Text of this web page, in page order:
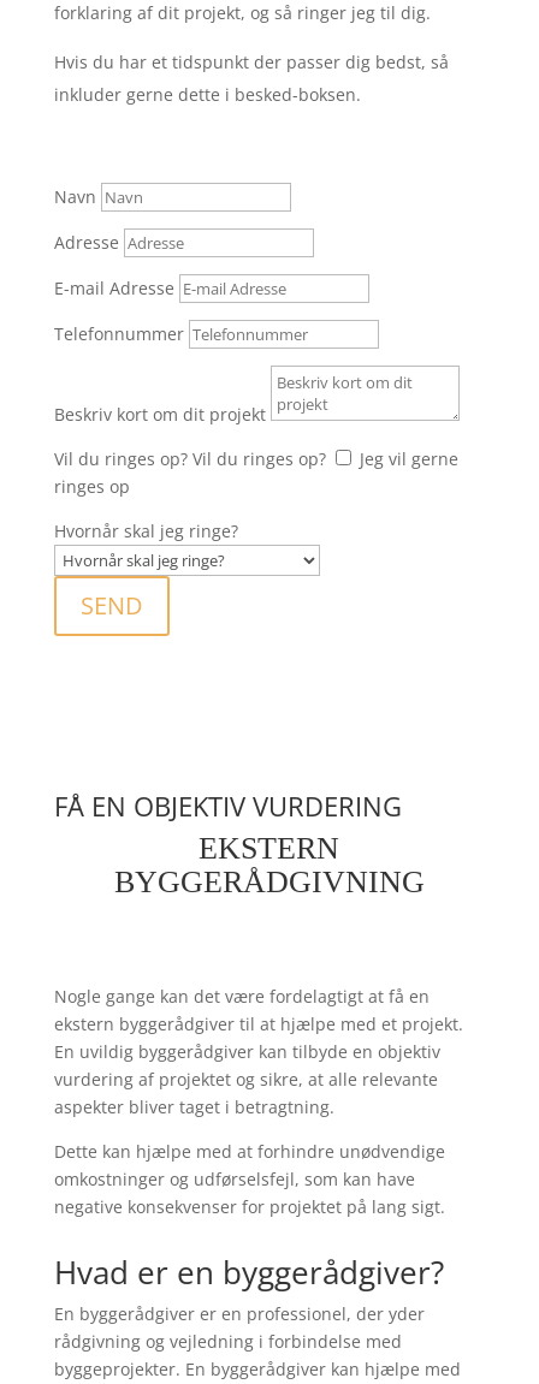
forklaring af dit projekt, og så ringer jeg til dig.
Hvis du har et tidspunkt der passer dig bedst, så
inkluder gerne dette i besked-boksen.
Navn
Adresse
E-mail Adresse
Telefonnummer
Beskriv kort om dit projekt
Vil du ringes op? Vil du ringes op?
Jeg vil gerne
ringes op
Hvornår skal jeg ringe?
SEND
FÅ EN OBJEKTIV VURDERING
EKSTERN
BYGGERÅDGIVNING
Nogle gange kan det være fordelagtigt at få en
ekstern byggerådgiver til at hjælpe med et projekt.
En uvildig byggerådgiver kan tilbyde en objektiv
vurdering af projektet og sikre, at alle relevante
aspekter bliver taget i betragtning.
Dette kan hjælpe med at forhindre unødvendige
omkostninger og udførselsfejl, som kan have
negative konsekvenser for projektet på lang sigt.
Hvad er en byggerådgiver?
En byggerådgiver er en professionel, der yder
rådgivning og vejledning i forbindelse med
byggeprojekter. En byggerådgiver kan hjælpe med